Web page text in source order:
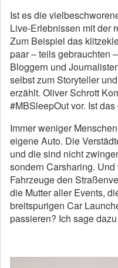
Ist es die
Live-Erlebnissen mit der
Zum Beispiel das
paar – teils gebrauchten
Bloggern und
selbst zum Storyteller
erzählt. Oliver Schrott
#MBSleepOut vor. Ist
Immer weniger
eigene Auto. Die
und die sind nicht
sondern Carsharing.
Fahrzeuge den
die Mutter aller Events,
breitspurigen Car
passieren? Ich sage